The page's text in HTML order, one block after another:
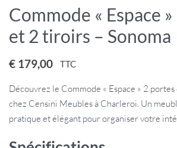
Commode « Espace
et 2 tiroirs – Sonoma
€ 179,00 TTC
Découvrez le Commode « Espace » 2
chez Censini Meubles à Charleroi. Un
pratique et élégant pour organiser votre